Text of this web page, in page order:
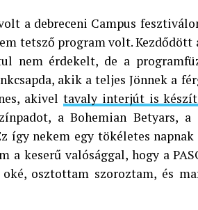
a debreceni Campus
tetsző program volt.
nem érdekelt, de a
akik a teljes Jönnek a
akivel tavaly interjút is
a Bohemian Betyars, a
így nekem egy tökéletes
keserű valósággal, hogy a
osztottam szoroztam, és